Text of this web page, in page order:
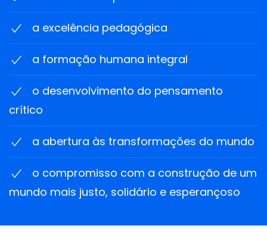
a excelência pedagógica
a formação humana integral
o desenvolvimento do pensamento
crítico
a abertura às transformações do mundo
o compromisso com a construção de um
mundo mais justo, solidário e esperançoso